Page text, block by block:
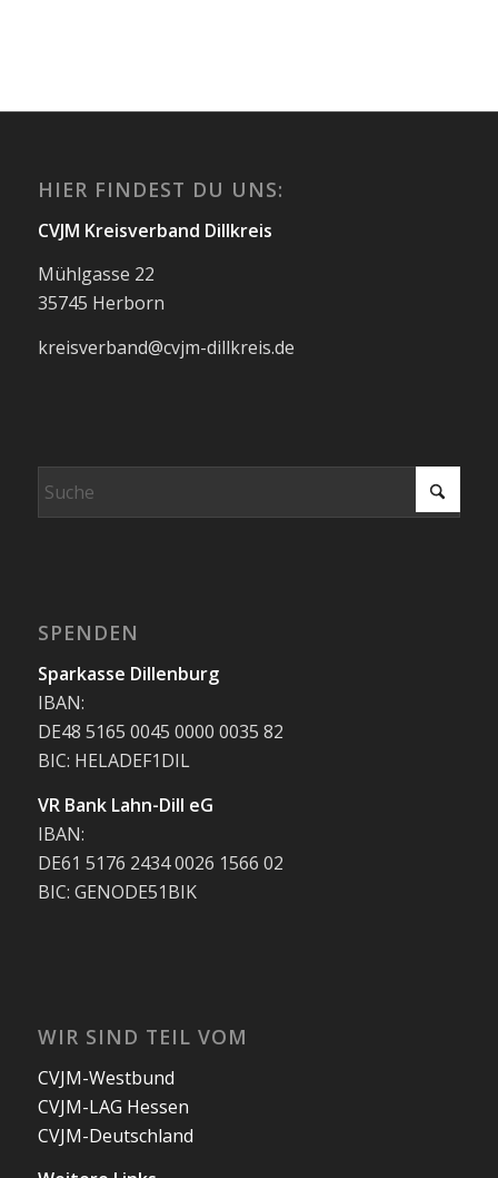
HIER FINDEST DU UNS:
CVJM Kreisverband Dillkreis
Mühlgasse 22
35745 Herborn
kreisverband@cvjm-dillkreis.de
SPENDEN
Sparkasse Dillenburg
IBAN:
DE48 5165 0045 0000 0035 82
BIC: HELADEF1DIL
VR Bank Lahn-Dill eG
IBAN:
DE61 5176 2434 0026 1566 02
BIC: GENODE51BIK
WIR SIND TEIL VOM
CVJM-Westbund
CVJM-LAG Hessen
CVJM-Deutschland